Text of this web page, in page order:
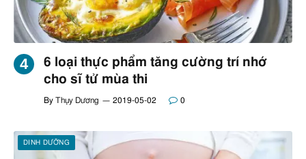
6 loại thực phẩm tăng cường trí nhớ
cho sĩ tử mùa thi
By Thụy Dương 2019-05-02 0
DINH DƯỠNG